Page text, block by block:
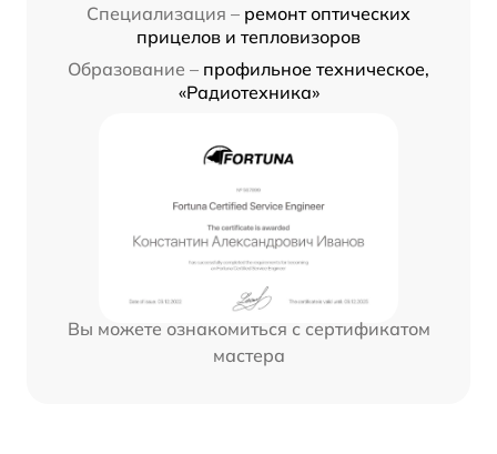
Специализация – ремонт оптических
прицелов и тепловизоров
Образование – профильное техническое,
«Радиотехника»
Вы можете ознакомиться с сертификатом
мастера